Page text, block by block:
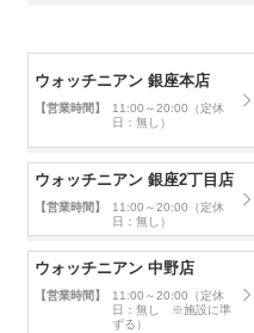
ウォッチニアン 銀座本店
【営業時間】
11:00～20:00（定休
日：無し）
ウォッチニアン 銀座2丁目店
【営業時間】
11:00～20:00（定休
日：無し）
ウォッチニアン 中野店
【営業時間】
11:00～20:00（定休
日：無し ※施設に準
ずる）